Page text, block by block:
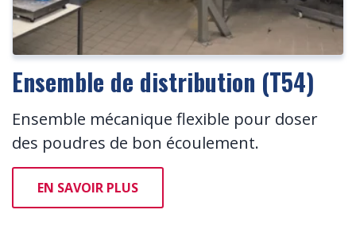
Ensemble de distribution (T54)
Ensemble mécanique flexible pour doser
des poudres de bon écoulement.
EN SAVOIR PLUS